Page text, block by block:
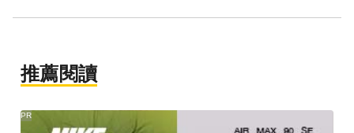
推薦閱讀
PR